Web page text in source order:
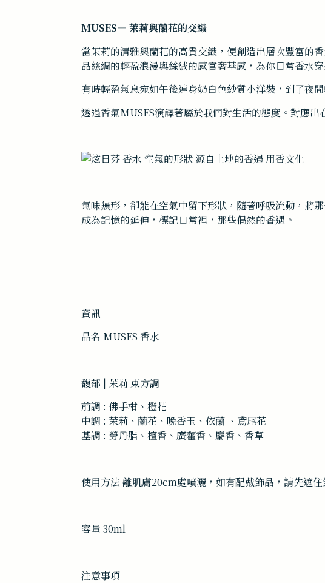
MUSES— 茉莉與蘭花的交織
當茉莉的清雅與蘭花的高貴交織，便創造出層次豐富的
品絲綢的輕盈浪漫與絲絨的感官奢華感，為你日常香水
有時輕盈氣息宛如午後連身奶白色紗質小洋裝，到了夜
透過香氣MUSES演譯著屬於我們對生活的態度。對應
氣味無形，卻能在空氣中留下形狀，隨著呼吸流動，將
成為記憶的延伸，標記日常裡，那些偶然的香遇。
資訊
品名 MUSES 香水
馥郁 | 茉莉 東方調
前調 : 佛手柑、橙花
中調 : 茉莉、蘭花、晚香玉、依蘭 、鳶尾花
基調 : 勞丹脂、檀香、廣藿香、麝香、香草
使用方法 離肌膚20cm處噴灑，如有配戴飾品，請先遮
容量 30ml
注意事項